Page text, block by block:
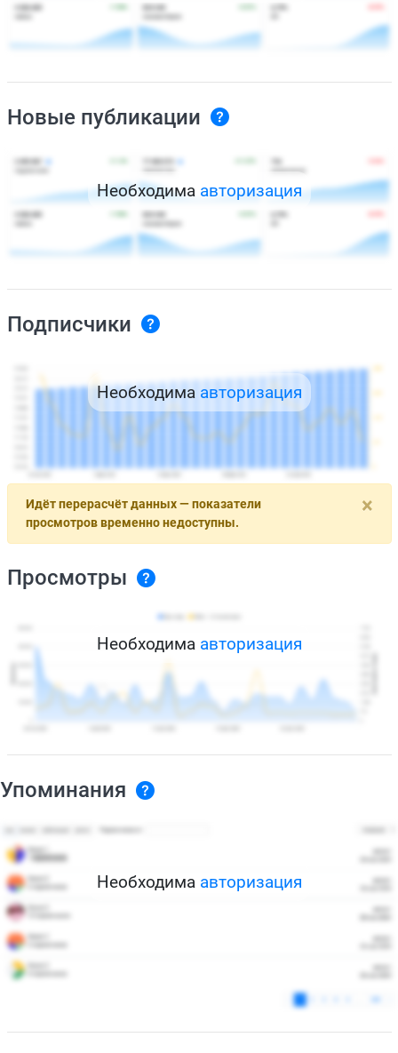
Новые публикации
Необходима авторизация
Подписчики
Необходима авторизация
×
Идёт перерасчёт данных — показатели
просмотров временно недоступны.
Просмотры
Необходима авторизация
Упоминания
Необходима авторизация